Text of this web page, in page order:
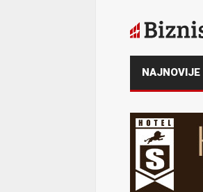
NAJNOVIJE